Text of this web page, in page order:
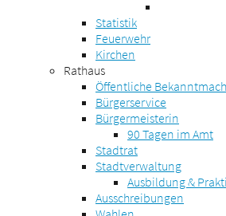
Statistik
Feuerwehr
Kirchen
Rathaus
Öffentliche
Bürgerservice
Bürgermeisterin
90 Tagen im Amt
Stadtrat
Stadtverwaltung
Ausbildung &
Ausschreibungen